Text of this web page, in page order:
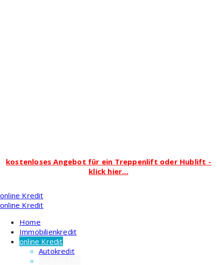
kostenloses Angebot für ein Treppenlift oder Hublift -
klick hier...
Inhalt
springen
online Kredit
online Kredit
Home
Immobilienkredit
online Kredit
Autokredit